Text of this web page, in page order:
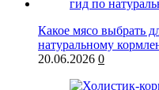
Какое мясо выбрать
натуральному
20.06.2026 0